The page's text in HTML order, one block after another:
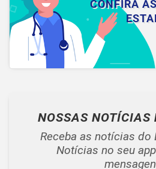
CONFIRA
NOSSAS NOTÍCIAS
Receba as notícias do
Notícias no seu